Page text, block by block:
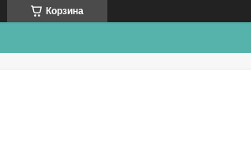
Корзина